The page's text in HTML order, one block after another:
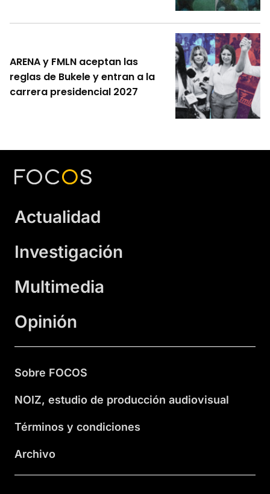
ARENA y FMLN aceptan las
reglas de Bukele y entran a la
carrera presidencial 2027
Actualidad
Investigación
Multimedia
Opinión
Sobre FOCOS
NOIZ, estudio de producción audiovisual
Términos y condiciones
Archivo